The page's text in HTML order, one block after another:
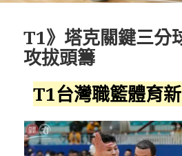
T1》塔克關鍵三分
攻拔頭籌
T1台灣職籃體育